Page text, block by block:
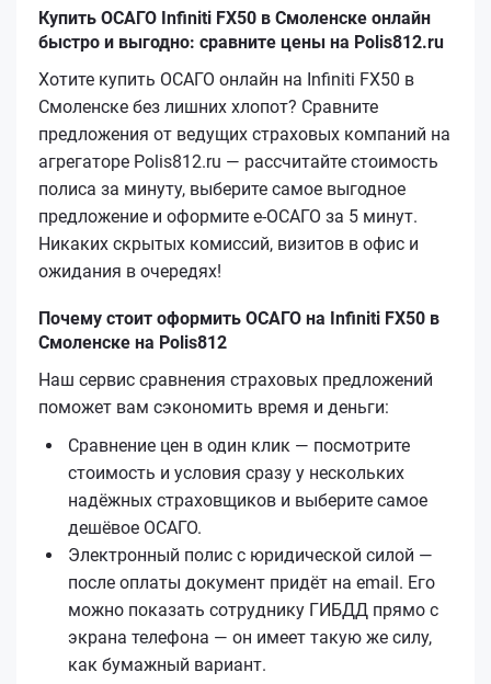
Купить ОСАГО Infiniti FX50 в Смоленске онлайн
быстро и выгодно: сравните цены на Polis812.ru
Хотите купить ОСАГО онлайн на Infiniti FX50 в
Смоленске без лишних хлопот? Сравните
предложения от ведущих страховых компаний на
агрегаторе Polis812.ru — рассчитайте стоимость
полиса за минуту, выберите самое выгодное
предложение и оформите е‑ОСАГО за 5 минут.
Никаких скрытых комиссий, визитов в офис и
ожидания в очередях!
Почему стоит оформить ОСАГО на Infiniti FX50 в
Смоленске на Polis812
Наш сервис сравнения страховых предложений
поможет вам сэкономить время и деньги:
Сравнение цен в один клик — посмотрите
стоимость и условия сразу у нескольких
надёжных страховщиков и выберите самое
дешёвое ОСАГО.
Электронный полис с юридической силой —
после оплаты документ придёт на email. Его
можно показать сотруднику ГИБДД прямо с
экрана телефона — он имеет такую же силу,
как бумажный вариант.